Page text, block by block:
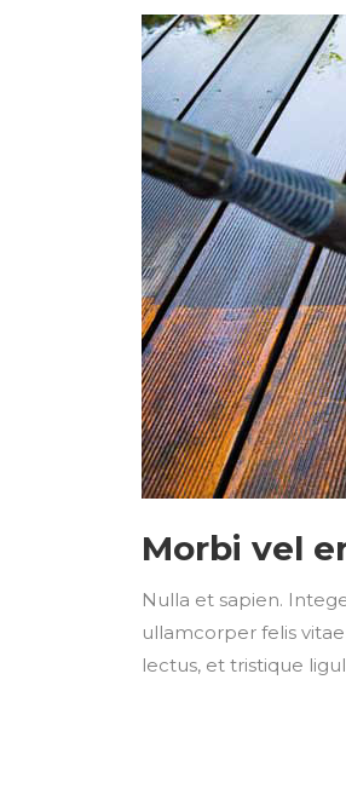
Morbi vel
Nulla et sapien.
ullamcorper felis
lectus, et tristique